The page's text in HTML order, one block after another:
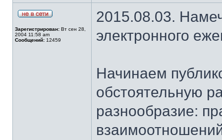
Зарегистрирован: Вт сен 28,
2004 11:58 am
Сообщений: 12459
2015.08.03.
электронного
Начинаем
обстоятельную
разнообразие: